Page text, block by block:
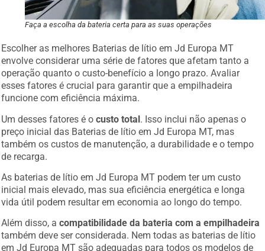
Faça a escolha da bateria certa para as suas operações
Escolher as melhores Baterias de lítio em Jd Europa MT
envolve considerar uma série de fatores que afetam tanto a
operação quanto o custo-benefício a longo prazo. Avaliar
esses fatores é crucial para garantir que a empilhadeira
funcione com eficiência máxima.
Um desses fatores é o
custo total . Isso inclui não apenas o
preço inicial das Baterias de lítio em Jd Europa MT, mas
também os custos de manutenção, a durabilidade e o tempo
de recarga.
As baterias de lítio em Jd Europa MT podem ter um custo
inicial mais elevado, mas sua eficiência energética e longa
vida útil podem resultar em economia ao longo do tempo.
Além disso, a
compatibilidade da bateria com a empilhadeira
também deve ser considerada. Nem todas as baterias de lítio
em Jd Europa MT são adequadas para todos os modelos de